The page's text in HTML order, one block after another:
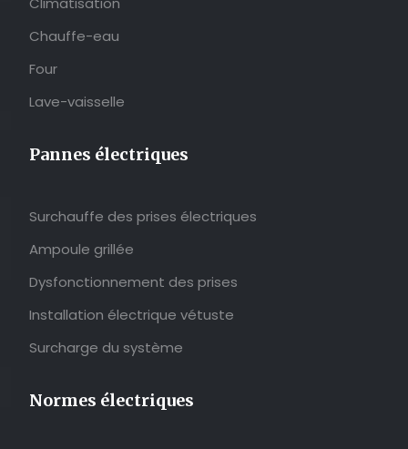
Chauffe-eau
Four
Lave-vaisselle
Pannes électriques
Surchauffe des prises électriques
Ampoule grillée
Dysfonctionnement des prises
Installation électrique vétuste
Surcharge du système
Normes électriques